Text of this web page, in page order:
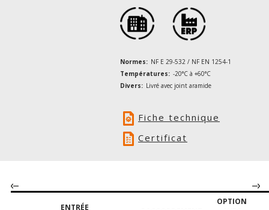
Normes: NF E 29-532 / NF EN 1254-1
Températures: -20°C à +60°C
Divers: Livré avec joint aramide
Fiche technique
Certificat
ENTRÉE
OPTION